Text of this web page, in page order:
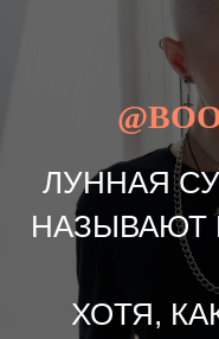
ЛУННАЯ
НАЗЫВАЮТ
ХОТЯ,